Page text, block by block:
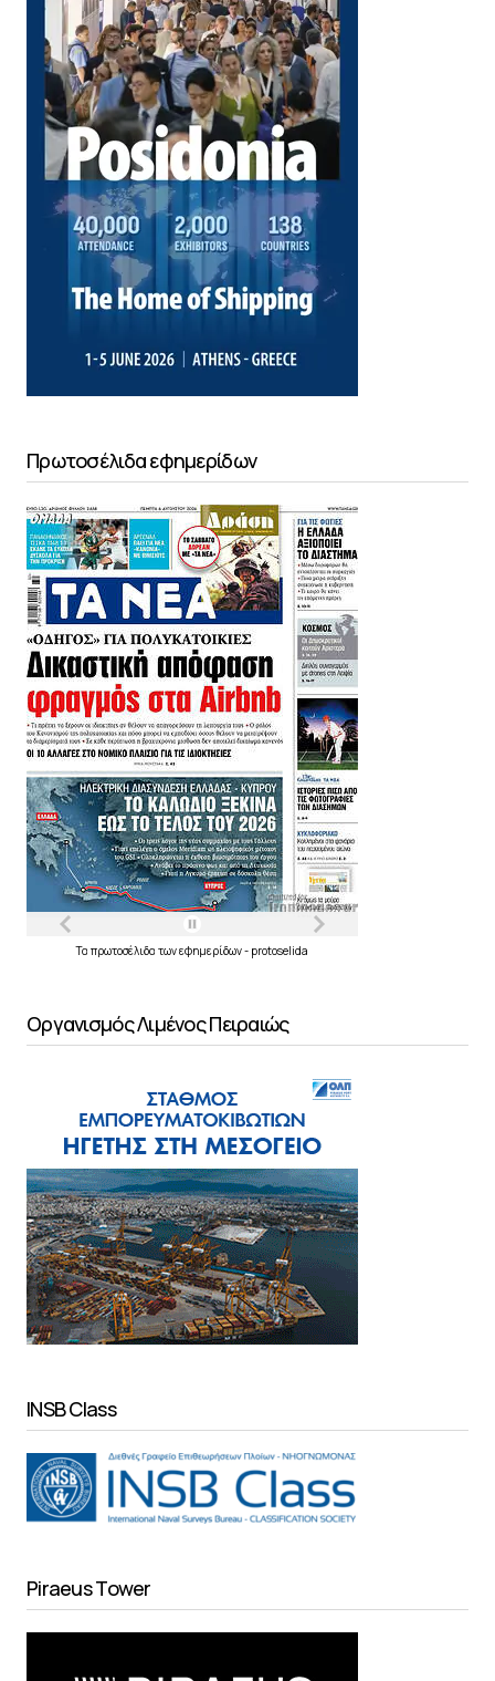
Πρωτοσέλιδα εφημερίδων
Τα πρωτοσέλιδα τωνεφημερίδων- protoselida
Οργανισμός Λιμένος Πειραιώς
INSB Class
Piraeus Tower